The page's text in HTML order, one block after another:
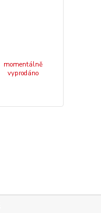
momentálně
vyprodáno